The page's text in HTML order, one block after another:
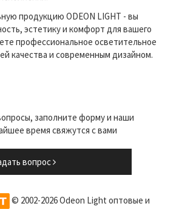
продукцию ODEON LIGHT - вы
эстетику и комфорт для вашего
профессиональное осветительное
качества и современным дизайном.
заполните форму и наши
время свяжутся с вами
вопрос
© 2002-2026 Odeon Light оптовые и